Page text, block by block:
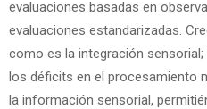
evaluaciones basadas en
evaluaciones estandarizadas.
como es la integración
los déficits en el procesamiento
la información sensorial,